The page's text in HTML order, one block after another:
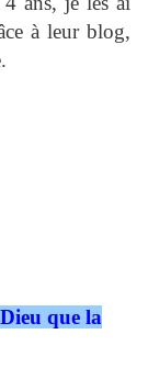
à leur blog,
que la